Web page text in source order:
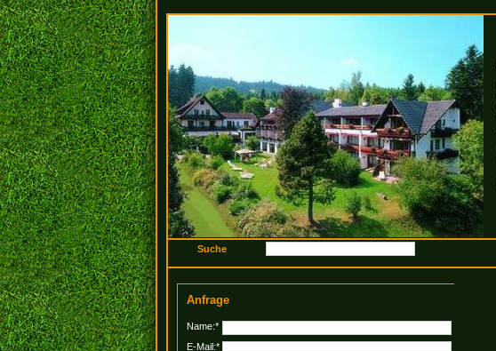
Anfrage
Name:*
E-Mail:*